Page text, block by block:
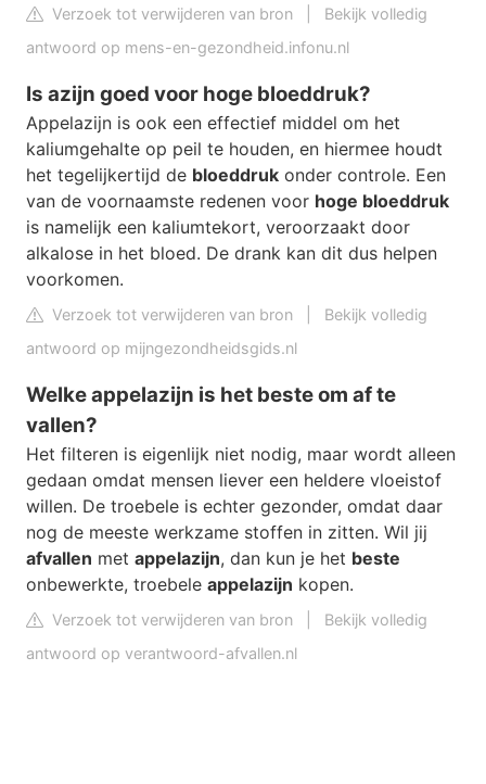
Verzoek tot verwijderen van bron
Bekijk volledig
antwoord op mens-en-gezondheid.infonu.nl
Is azijn goed voor hoge bloeddruk?
Appelazijn is ook een effectief middel om het
kaliumgehalte op peil te houden, en hiermee houdt
het tegelijkertijd de bloeddruk onder controle. Een
van de voornaamste redenen voor hoge bloeddruk
is namelijk een kaliumtekort, veroorzaakt door
alkalose in het bloed. De drank kan dit dus helpen
voorkomen.
Verzoek tot verwijderen van bron
Bekijk volledig
antwoord op mijngezondheidsgids.nl
Welke appelazijn is het beste om af te
vallen?
Het filteren is eigenlijk niet nodig, maar wordt alleen
gedaan omdat mensen liever een heldere vloeistof
willen. De troebele is echter gezonder, omdat daar
nog de meeste werkzame stoffen in zitten. Wil jij
afvallen met appelazijn, dan kun je het beste
onbewerkte, troebele appelazijn kopen.
Verzoek tot verwijderen van bron
Bekijk volledig
antwoord op verantwoord-afvallen.nl